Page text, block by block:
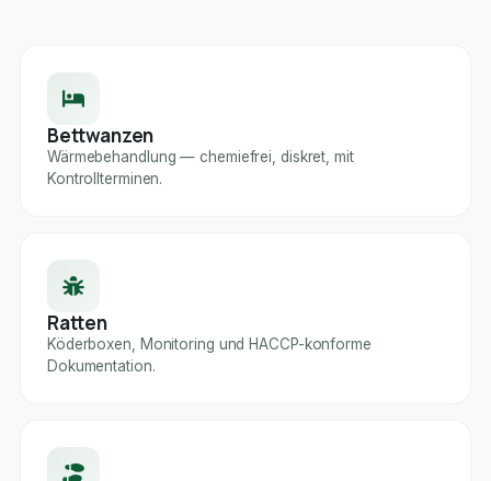
Bettwanzen
Wärmebehandlung — chemiefrei, diskret, mit
Kontrollterminen.
Ratten
Köderboxen, Monitoring und HACCP-konforme
Dokumentation.